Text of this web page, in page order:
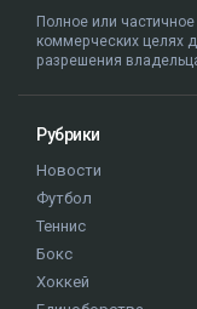
Полное или
коммерческих целях
разрешения
Рубрики
Новости
Футбол
Теннис
Бокс
Хоккей